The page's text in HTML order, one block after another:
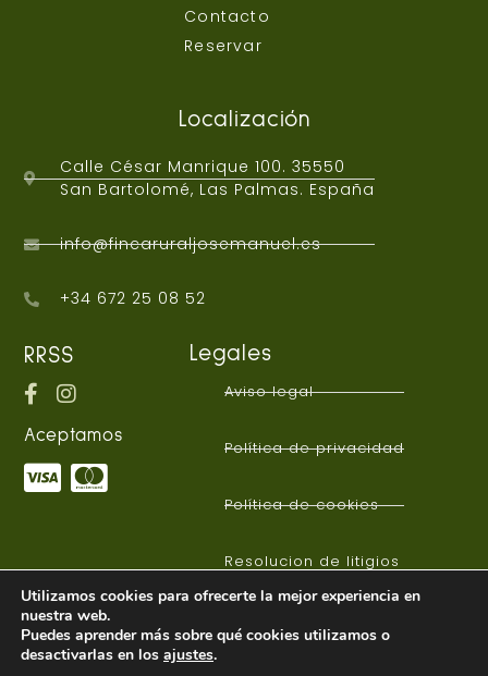
Contacto
Reservar
Localización
Calle César Manrique 100. 35550
San Bartolomé, Las Palmas. España
info@fincaruraljosemanuel.es
+34 672 25 08 52
RRSS
Aceptamos
Legales
Aviso legal
Política de privacidad
Política de cookies
Resolucion de litigios
Utilizamos cookies para ofrecerte la mejor experiencia en
nuestra web.
Puedes aprender más sobre qué cookies utilizamos o
desactivarlas en los ajustes.